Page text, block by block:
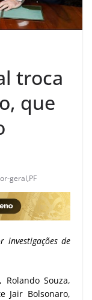
troca
que
geral,PF
investigações de
Souza,
Jair Bolsonaro,